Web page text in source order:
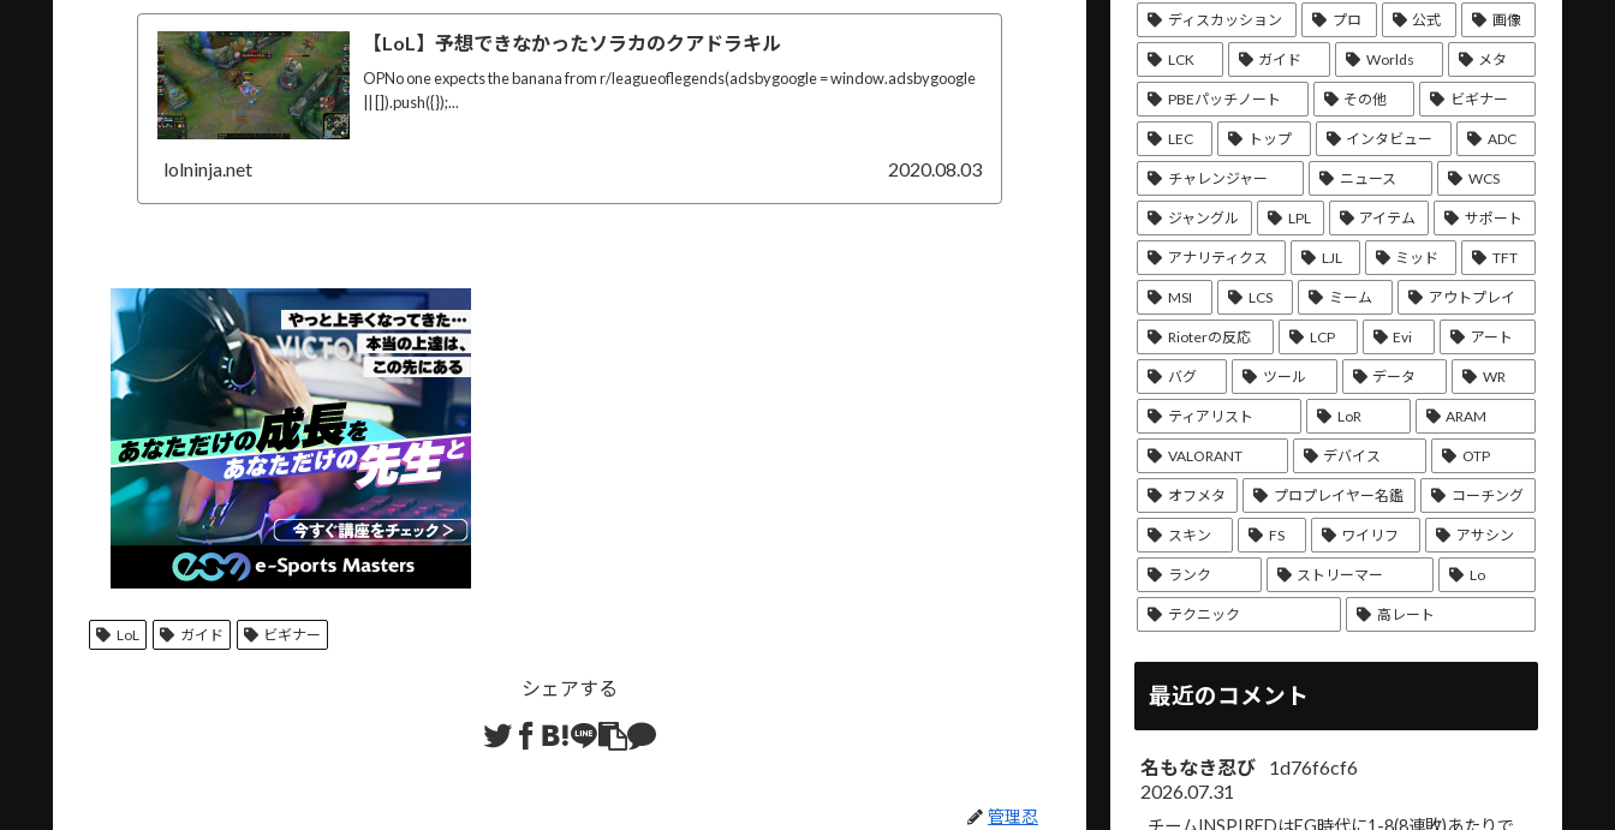
【LoL】予想できなかったソラカのクアドラキル
OPNo one expects the banana from r/leagueoflegends(adsbygoogle = window.adsbygoogle
|| []).push({});...
lolninja.net 2020.08.03
LoL ガイド ビギナー
シェアする
管理忍
ディスカッション プロ 公式 画像
LCK ガイド Worlds メタ
PBEパッチノート その他 ビギナー
LEC トップ インタビュー ADC
チャレンジャー ニュース WCS
ジャングル LPL アイテム サポート
アナリティクス LJL ミッド TFT
MSI LCS ミーム アウトプレイ
Rioterの反応 LCP Evi アート
バグ ツール データ WR
ティアリスト LoR ARAM
VALORANT デバイス OTP
オフメタ プロプレイヤー名鑑 コーチング
スキン FS ワイリフ アサシン
ランク ストリーマー Lo
テクニック 高レート
最近のコメント
名もなき忍び
1d76f6cf6
2026.07.31
チームINSPIREDはEG時代に1-8(8連敗)あたりで